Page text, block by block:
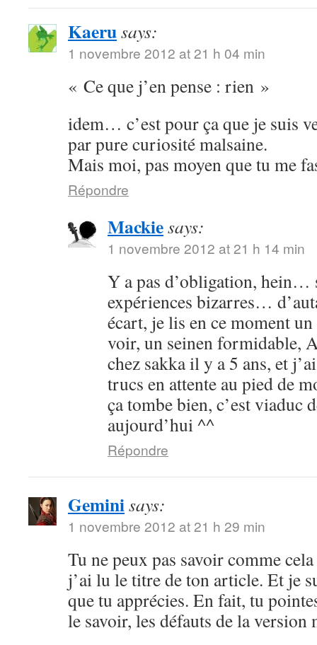
Kaerusays:
1 novembre 2012 at 21 h 04 min
« Ce que j’en pense : rien »
idem… c’est pour ça que je suis
par pure curiosité malsaine.
Mais moi, pas moyen que tu me
Répondre
Mackiesays:
1 novembre 2012 at 21 h 14 min
Y a pas d’obligation, hein…
expériences bizarres…
écart, je lis en ce moment
voir, un seinen formidable,
chez sakka il y a 5 ans, et
trucs en attente au pied de
ça tombe bien, c’est viaduc
aujourd’hui ^^
Répondre
Geminisays:
1 novembre 2012 at 21 h 29 min
Tu ne peux pas savoir comme
j’ai lu le titre de ton article. Et je
que tu apprécies. En fait, tu
le savoir, les défauts de la